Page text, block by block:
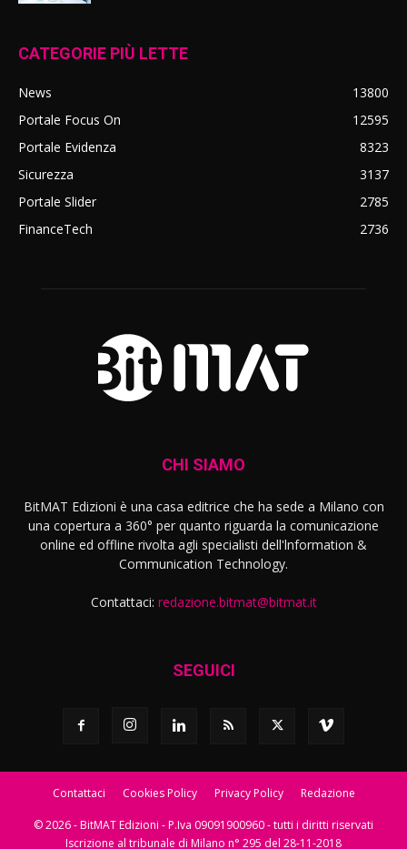
CATEGORIE PIÙ LETTE
News
13800
Portale Focus On
12595
Portale Evidenza
8323
Sicurezza
3137
Portale Slider
2785
FinanceTech
2736
CHI SIAMO
BitMAT Edizioni è una casa editrice che ha sede a Milano con
una copertura a 360° per quanto riguarda la comunicazione
online ed offline rivolta agli specialisti dell'lnformation &
Communication Technology.
Contattaci: redazione.bitmat@bitmat.it
SEGUICI
Contattaci Cookies Policy Privacy Policy Redazione
© 2026 - BitMAT Edizioni - P.Iva 09091900960 - tutti i diritti riservati
Iscrizione al tribunale di Milano n° 295 del 28-11-2018